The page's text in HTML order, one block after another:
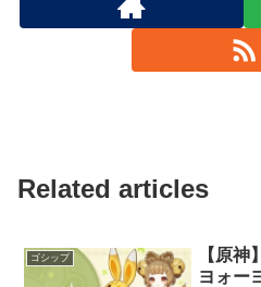
Related articles
ゴシップ
【原
ヨォー